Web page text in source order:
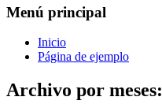
Menú principal
Inicio
Página de ejemplo
Archivo por meses: